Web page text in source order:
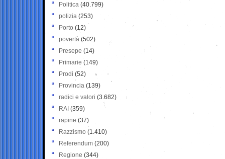
Politica (40.799)
polizia (253)
Porto (12)
povertà (502)
Presepe (14)
Primarie (149)
Prodi (52)
Provincia (139)
radici e valori (3.682)
RAI (359)
rapine (37)
Razzismo (1.410)
Referendum (200)
Regione (344)